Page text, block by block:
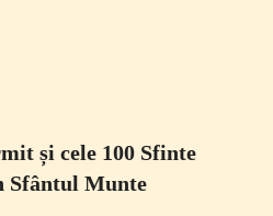
și cele 100 Sfinte
Sfântul Munte